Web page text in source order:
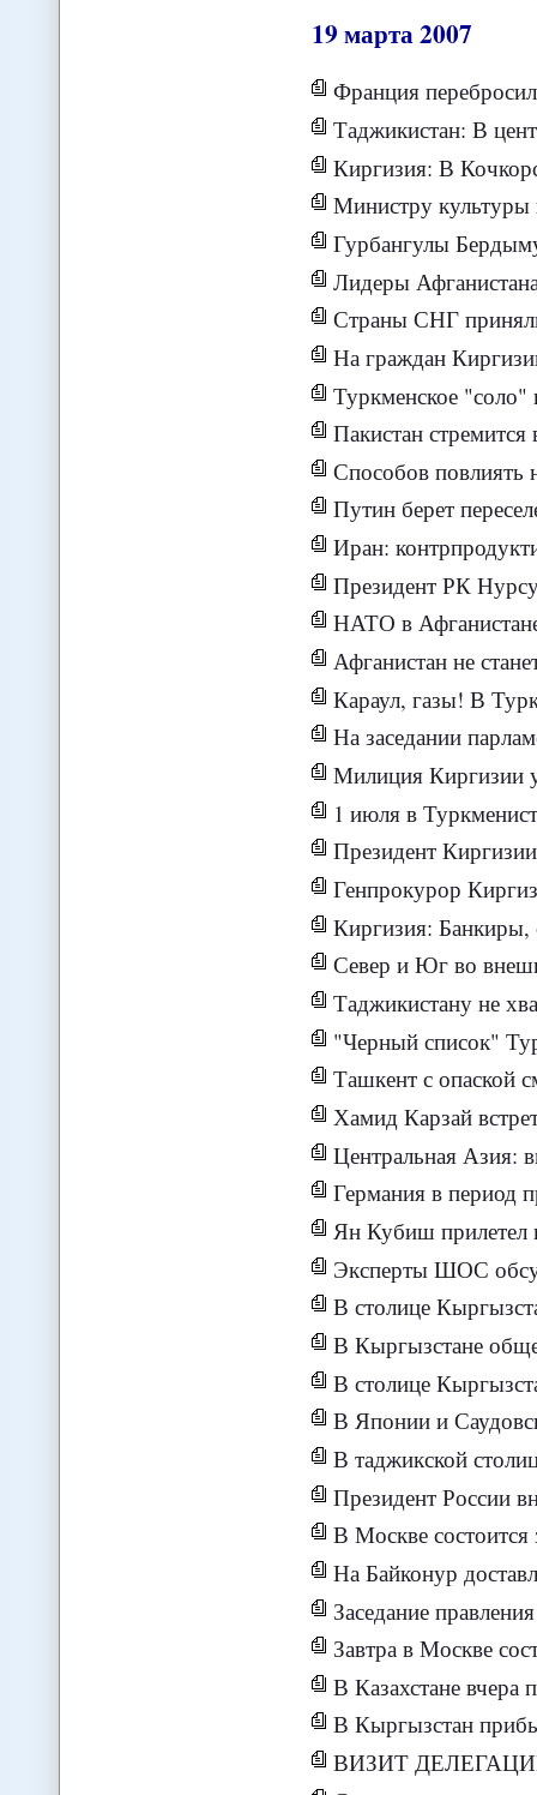
19марта2007
Франция
Таджикистан: В центре
Киргизия: В Кочкорском
Министру культуры
Гурбангулы
Лидеры
Страны СНГ приняли
На граждан Киргизии
Туркменское
Пакистан
Способов повлиять
Путин берет
Иран:
Президент РК
НАТО в
Афганистан не
Караул, газы! В
На заседании парламента
Милиция Киргизии
1 июля в
Президент Киргизии
Генпрокурор
Киргизия: Банкиры,
Север и Юг во
Таджикистану не хватает
"Черный список"
Ташкент с опаской
Хамид Карзай
Центральная Азия:
Германия в период
Ян Кубиш
Эксперты ШОС обсудят
В столице Кыргызстана
В Кыргызстане
В столице
В Японии и
В таджикской столице
Президент России внес на
В Москве состоится заседание
На Байконур доставлен
Заседание правления
Завтра в Москве состоится
В Казахстане вчера
В Кыргызстан прибыл
ВИЗИТ